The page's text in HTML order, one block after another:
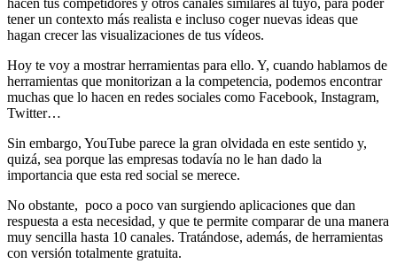
tener un contexto más realista e incluso coger nuevas ideas que
hagan crecer las visualizaciones de tus vídeos.
Hoy te voy a mostrar herramientas para ello. Y, cuando hablamos de
herramientas que monitorizan a la competencia, podemos encontrar
muchas que lo hacen en redes sociales como Facebook, Instagram,
Twitter…
Sin embargo, YouTube parece la gran olvidada en este sentido y,
quizá, sea porque las empresas todavía no le han dado la
importancia que esta red social se merece.
No obstante, poco a poco van surgiendo aplicaciones que dan
respuesta a esta necesidad, y que te permite comparar de una manera
muy sencilla hasta 10 canales. Tratándose, además, de herramientas
con versión totalmente gratuita.